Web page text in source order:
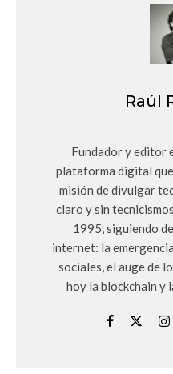
Raúl
Fundador y editor
plataforma digital
misión de divulgar
claro y sin
1995, siguiendo
internet: la
sociales, el auge de
hoy la blockchain y